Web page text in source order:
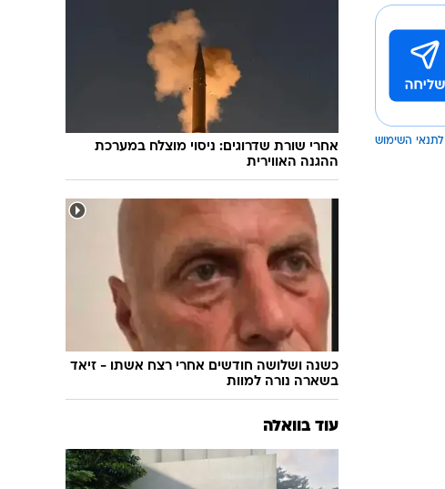
לתנאי השימוש
אחרי שורת שדרוגים: ניסוי מוצלח במערכת
ההגנה האווירית
כשנה ושלושה חודשים אחרי רצח אשתו - זיאד
בשארה נורה למוות
עוד בוואלה